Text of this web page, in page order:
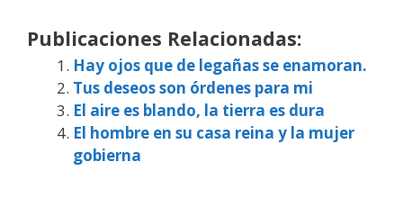
Publicaciones Relacionadas:
Hay ojos que de legañas se enamoran.
Tus deseos son órdenes para mi
El aire es blando, la tierra es dura
El hombre en su casa reina y la mujer
gobierna